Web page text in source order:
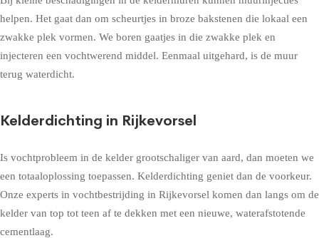
helpen. Het gaat dan om scheurtjes in broze bakstenen die lokaal een
zwakke plek vormen. We boren gaatjes in die zwakke plek en
injecteren een vochtwerend middel. Eenmaal uitgehard, is de muur
terug waterdicht.
Kelderdichting in Rijkevorsel
Is vochtprobleem in de kelder grootschaliger van aard, dan moeten we
een totaaloplossing toepassen. Kelderdichting geniet dan de voorkeur.
Onze experts in vochtbestrijding in Rijkevorsel komen dan langs om de
kelder van top tot teen af te dekken met een nieuwe, waterafstotende
cementlaag.